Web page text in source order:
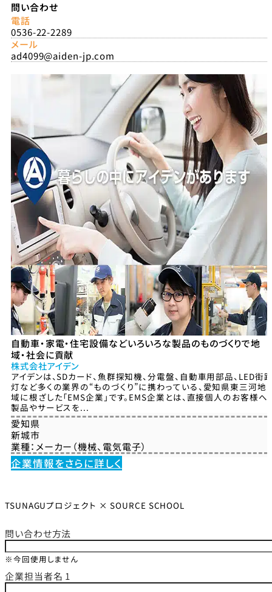
問い合わせ
電話
0536-22-2289
メール
ad4099@aiden-jp.com
⾃動⾞・家電・住宅設備などいろいろな製品のものづくりで地
域・社会に貢献
株式会社アイデン
アイデンは、SDカード、魚群探知機、分電盤、自動車用部品、LED街
灯など多くの業界の“ものづくり”に携わっている、愛知県東三河地
域に根ざした「EMS企業」です。EMS企業とは、直接個人のお客様へ
製品やサービスを...
愛知県
新城市
業種： メーカー（機械、電気電子）
企業情報をさらに詳しく
TSUNAGUプロジェクト × SOURCE SCHOOL
問い合わせ方法
※今回使用しません
企業担当者名 1